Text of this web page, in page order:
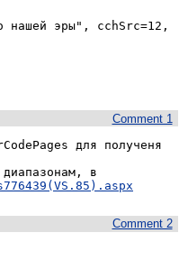
нашей эры", cchSrc=12,
Comment 1
для полученя
в
Comment 2